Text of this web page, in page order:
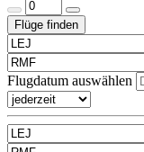
Flugdatum auswählen